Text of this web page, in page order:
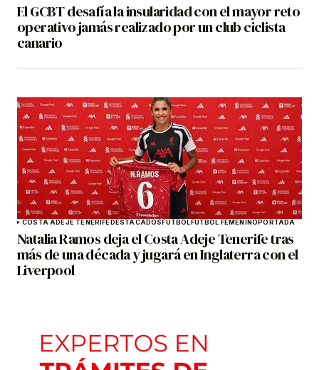
El GCBT desafía la insularidad con el mayor reto
operativo jamás realizado por un club ciclista
canario
COSTA ADEJE TENERIFEDESTACADOSFÚTBOLFÚTBOL FEMENINOPORTADA
Natalia Ramos deja el Costa Adeje Tenerife tras
más de una década y jugará en Inglaterra con el
Liverpool